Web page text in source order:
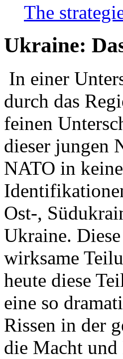
The
Ukraine:
In einer
durch das
feinen
dieser jungen
NATO in
Ost-,
Ukraine.
wirksame
heute diese
eine so
Rissen in der
die Macht und